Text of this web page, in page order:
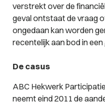
verstrekt over de
geval ontstaat de vraag
ongedaan kan worden
recentelijk aan bod in een
De casus
ABC Hekwerk
neemt eind 2011 de